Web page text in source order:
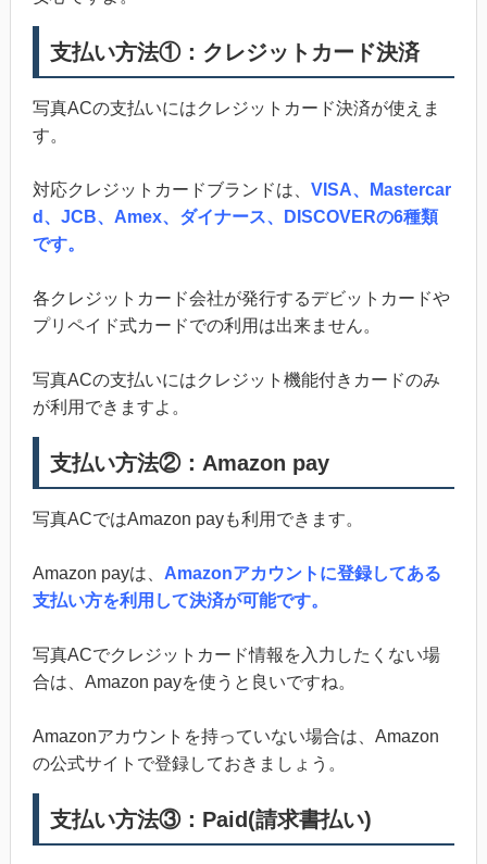
支払い方法①：クレジットカード決済
写真ACの支払いにはクレジットカード決済が使えま
す。
対応クレジットカードブランドは、 VISA、Mastercar
d、JCB、Amex、ダイナース、DISCOVERの6種類
です。
各クレジットカード会社が発行するデビットカードや
プリペイド式カードでの利用は出来ません。
写真ACの支払いにはクレジット機能付きカードのみ
が利用できますよ。
支払い方法②：Amazon pay
写真ACではAmazon payも利用できます。
Amazon payは、 Amazonアカウントに登録してある
支払い方を利用して決済が可能です。
写真ACでクレジットカード情報を入力したくない場
合は、Amazon payを使うと良いですね。
Amazonアカウントを持っていない場合は、Amazon
の公式サイトで登録しておきましょう。
支払い方法③：Paid(請求書払い)